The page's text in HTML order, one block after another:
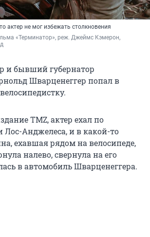
актер не мог избежать столкновения
«Терминатор», реж. Джеймс Кэмерон,
и бывший губернатор
Шварценеггер попал в
TMZ, актер ехал по
Лос-Анджелеса, и в какой-то
ехавшая рядом на велосипеде,
налево, свернула на его
в автомобиль Шварценеггера.